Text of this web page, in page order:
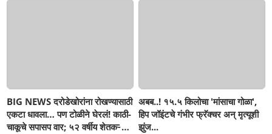
BIG NEWS दरोडेखोरांना रोखण्यासाठी
एकटा धावला… पण टोळीने घेरलं! काठी-
चाकूचे सपासप वार; ५२ वर्षीय शेतकऱ्याचा
अबब..! १५.५ किलोचा 'मांसाचा गोळा',
हिप जॉइंटचे गंभीर फ्रॅक्चर अन् मृत्यूशी
झुंज...